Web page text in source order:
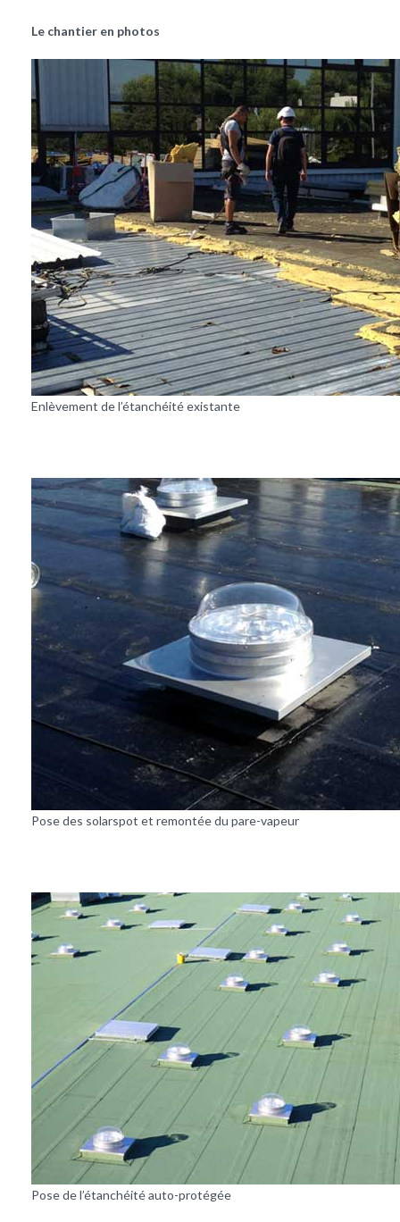
Le chantier en photos
Enlèvement de l’étanchéité existante
Pose des solarspot et remontée du pare-vapeur
Pose de l’étanchéité auto-protégée